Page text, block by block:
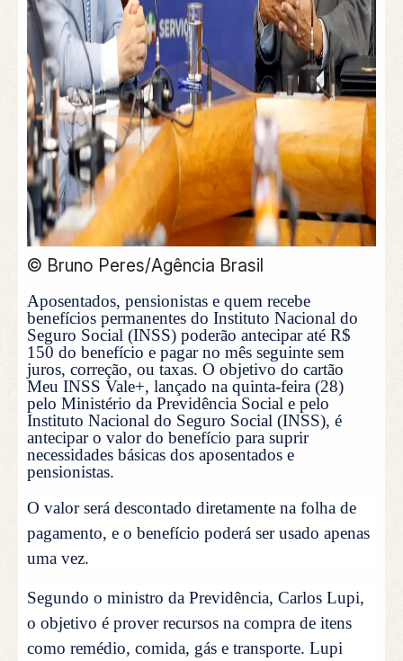
© Bruno Peres/Agência Brasil
Aposentados, pensionistas e quem recebe
benefícios permanentes do Instituto Nacional do
Seguro Social (INSS) poderão antecipar até R$
150 do benefício e pagar no mês seguinte sem
juros, correção, ou taxas. O objetivo do cartão
Meu INSS Vale+, lançado na quinta-feira (28)
pelo Ministério da Previdência Social e pelo
Instituto Nacional do Seguro Social (INSS), é
antecipar o valor do benefício para suprir
necessidades básicas dos aposentados e
pensionistas.
O valor será descontado diretamente na folha de
pagamento, e o benefício poderá ser usado apenas
uma vez.
Segundo o ministro da Previdência, Carlos Lupi,
o objetivo é prover recursos na compra de itens
como remédio, comida, gás e transporte. Lupi